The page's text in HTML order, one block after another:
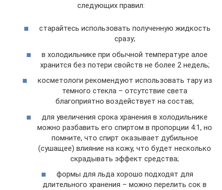
следующих правил:
старайтесь использовать полученную жидкость
сразу;
в холодильнике при обычной температуре алое
хранится без потери свойств не более 2 недель;
косметологи рекомендуют использовать тару из
темного стекла – отсутствие света
благоприятно воздействует на состав;
для увеличения срока хранения в холодильнике
можно разбавить его спиртом в пропорции 4:1, но
помните, что спирт оказывает дубильное
(сушащее) влияние на кожу, что будет несколько
скрадывать эффект средства;
формы для льда хорошо подходят для
длительного хранения – можно перелить сок в